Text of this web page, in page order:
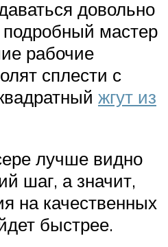
довольно
мастер
рабочие
сплести с
жгут из
лучше видно
шаг, а значит,
на качественных
быстрее.